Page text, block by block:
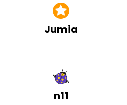
Jumia
n11